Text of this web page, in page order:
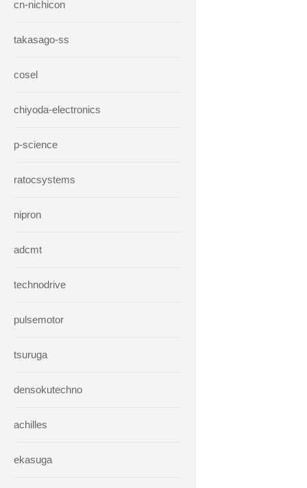
cn-nichicon
takasago-ss
cosel
chiyoda-electronics
p-science
ratocsystems
nipron
adcmt
technodrive
pulsemotor
tsuruga
densokutechno
achilles
ekasuga